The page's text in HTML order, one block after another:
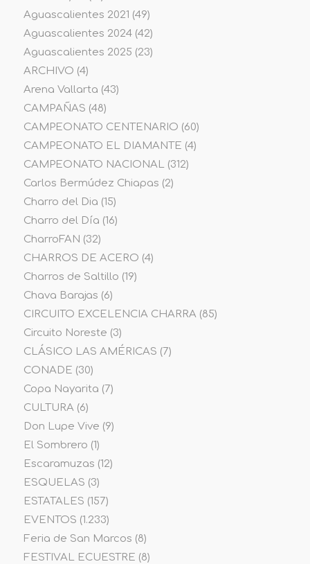
Aguascalientes 2021 (49)
Aguascalientes 2024(42)
Aguascalientes 2025 (23)
ARCHIVO (4)
Arena Vallarta (43)
CAMPAÑAS (48)
CAMPEONATO CENTENARIO (60)
CAMPEONATO EL DIAMANTE (4)
CAMPEONATO NACIONAL(312)
Carlos Bermúdez Chiapas (2)
Charro del Dia (15)
Charro del Día (16)
CharroFAN (32)
CHARROS DE ACERO (4)
Charros de Saltillo (19)
Chava Barajas (6)
CIRCUITO EXCELENCIA CHARRA(85)
Circuito Noreste (3)
CLÁSICO LAS AMÉRICAS (7)
CONADE (30)
Copa Nayarita (7)
CULTURA(6)
Don Lupe Vive (9)
El Sombrero (1)
Escaramuzas (12)
ESQUELAS (3)
ESTATALES (157)
EVENTOS (1.233)
Feria de San Marcos (8)
FESTIVAL ECUESTRE (8)